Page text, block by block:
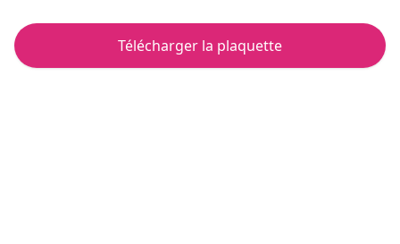
Télécharger la plaquette